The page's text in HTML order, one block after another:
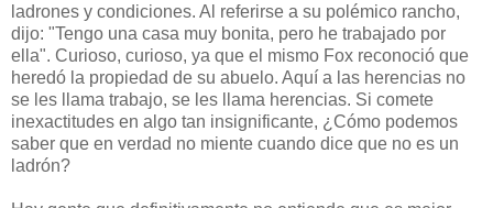
ladrones y condiciones. Al referirse a su polémico rancho,
dijo: "Tengo una casa muy bonita, pero he trabajado por
ella". Curioso, curioso, ya que el mismo Fox reconoció que
heredó la propiedad de su abuelo. Aquí a las herencias no
se les llama trabajo, se les llama herencias. Si comete
inexactitudes en algo tan insignificante, ¿Cómo podemos
saber que en verdad no miente cuando dice que no es un
ladrón?